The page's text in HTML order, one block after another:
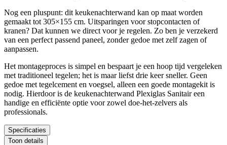
Nog een pluspunt: dit keukenachterwand kan op maat worden
gemaakt tot 305×155 cm. Uitsparingen voor stopcontacten of
kranen? Dat kunnen we direct voor je regelen. Zo ben je verzekerd
van een perfect passend paneel, zonder gedoe met zelf zagen of
aanpassen.
Het montageproces is simpel en bespaart je een hoop tijd vergeleken
met traditioneel tegelen; het is maar liefst drie keer sneller. Geen
gedoe met tegelcement en voegsel, alleen een goede montagekit is
nodig. Hierdoor is de keukenachterwand Plexiglas Sanitair een
handige en efficiënte optie voor zowel doe-het-zelvers als
professionals.
Specificaties
Toon details